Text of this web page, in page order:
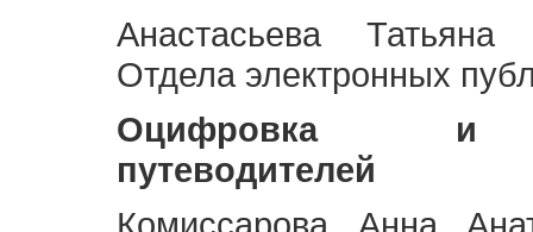
Анастасьева Татьяна
Отдела электронных
Оцифровка и
путеводителей
Комиссарова Анна